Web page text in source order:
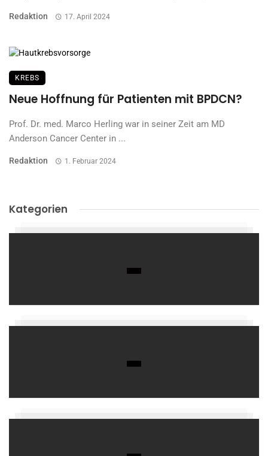
Redaktion 17. April 2024
KREBS
Neue Hoffnung für Patienten mit BPDCN?
Prof. Dr. med. Marco Herling war in seiner Zeit am MD
Anderson Cancer Center in ...
Redaktion 1. Februar 2024
Kategorien